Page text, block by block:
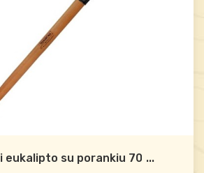
su porankiu 70cm
...